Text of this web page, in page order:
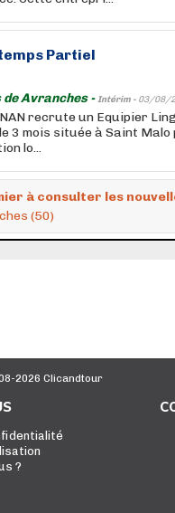
Partiel
Avranches -Intérim - 03/08/
recrute un Equipier
3 mois située à Saint Malo
lo...
à consulter les
(50)
2026 Clicandtour
?